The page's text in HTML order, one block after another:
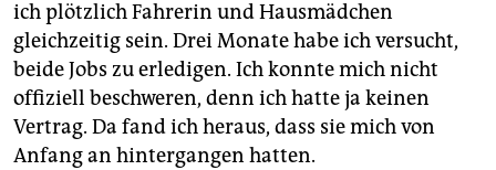
ich plötzlich Fahrerin und Hausmädchen
gleichzeitig sein. Drei Monate habe ich versucht,
beide Jobs zu erledigen. Ich konnte mich nicht
offiziell beschweren, denn ich hatte ja keinen
Vertrag. Da fand ich heraus, dass sie mich von
Anfang an hintergangen hatten.